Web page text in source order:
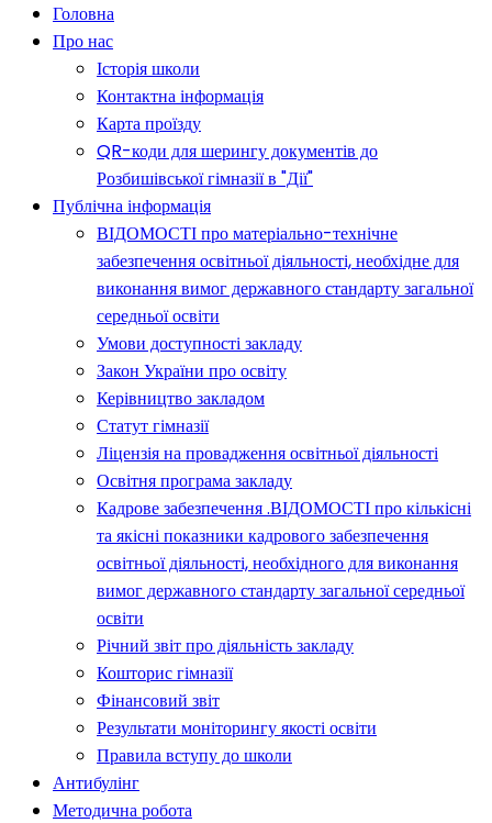
Головна
Про нас
Історія школи
Контактна інформація
Карта проїзду
QR-коди для шерингу документів до
Розбишівської гімназії в "Дії"
Публічна інформація
ВІДОМОСТІ про матеріально-технічне
забезпечення освітньої діяльності, необхідне для
виконання вимог державного стандарту загальної
середньої освіти
Умови доступності закладу
Закон України про освіту
Керівництво закладом
Статут гімназії
Ліцензія на провадження освітньої діяльності
Освітня програма закладу
Кадрове забезпечення .ВІДОМОСТІ про кількісні
та якісні показники кадрового забезпечення
освітньої діяльності, необхідного для виконання
вимог державного стандарту загальної середньої
освіти
Річний звіт про діяльність закладу
Кошторис гімназії
Фінансовий звіт
Результати моніторингу якості освіти
Правила вступу до школи
Антибулінг
Методична робота